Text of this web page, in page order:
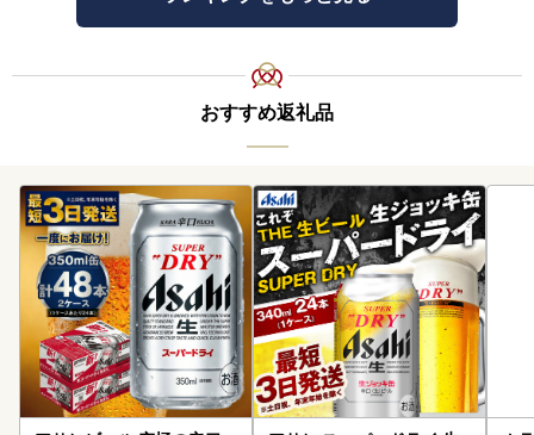
おすすめ返礼品